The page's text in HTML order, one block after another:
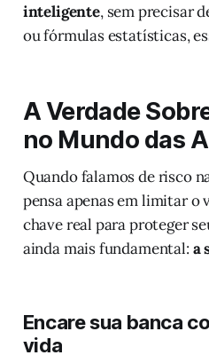
inteligente, sem precisar
ou fórmulas estatísticas,
A Verdade
no Mundo das
Quando falamos de risco
pensa apenas em limitar o
chave real para proteger
ainda mais fundamental: a
Encare sua banca
vida